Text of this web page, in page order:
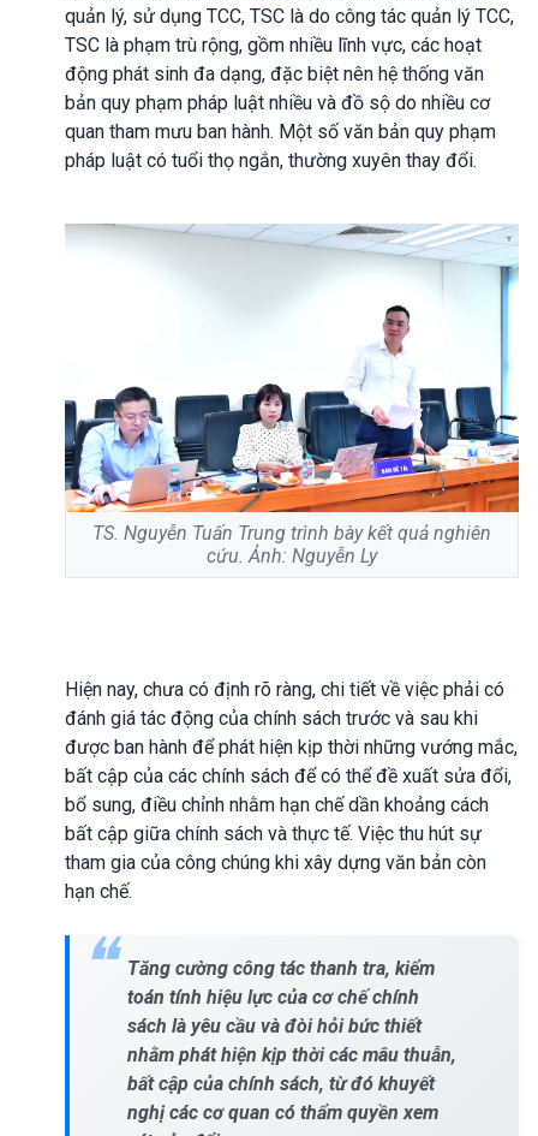
quản lý, sử dụng TCC, TSC là do công tác quản lý TCC,
TSC là phạm trù rộng, gồm nhiều lĩnh vực, các hoạt
động phát sinh đa dạng, đặc biệt nên hệ thống văn
bản quy phạm pháp luật nhiều và đồ sộ do nhiều cơ
quan tham mưu ban hành. Một số văn bản quy phạm
pháp luật có tuổi thọ ngắn, thường xuyên thay đổi.
TS. Nguyễn Tuấn Trung trình bày kết quả nghiên
cứu. Ảnh: Nguyễn Ly
Hiện nay, chưa có định rõ ràng, chi tiết về việc phải có
đánh giá tác động của chính sách trước và sau khi
được ban hành để phát hiện kịp thời những vướng mắc,
bất cập của các chính sách để có thể đề xuất sửa đổi,
bổ sung, điều chỉnh nhằm hạn chế dần khoảng cách
bất cập giữa chính sách và thực tế. Việc thu hút sự
tham gia của công chúng khi xây dựng văn bản còn
hạn chế.
Tăng cường công tác thanh tra, kiểm
toán tính hiệu lực của cơ chế chính
sách là yêu cầu và đòi hỏi bức thiết
nhằm phát hiện kịp thời các mâu thuẫn,
bất cập của chính sách, từ đó khuyết
nghị các cơ quan có thẩm quyền xem